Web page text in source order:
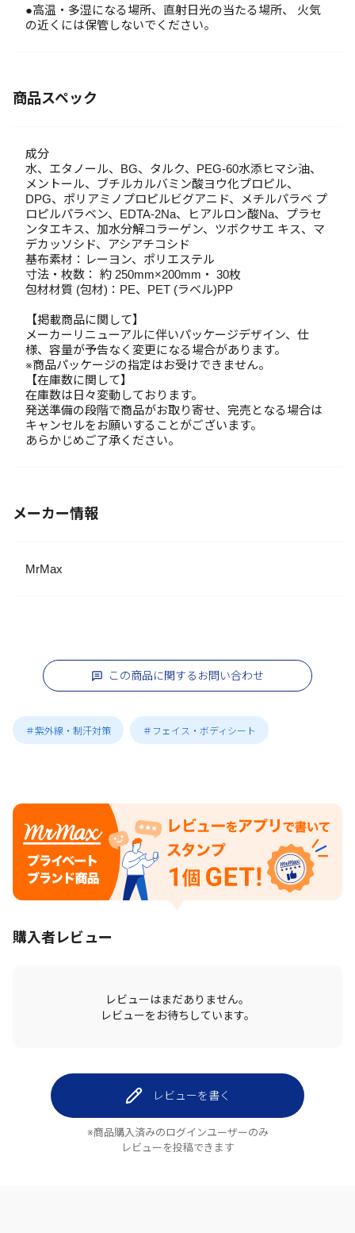
●高温・多湿になる場所、直射日光の当たる場所、 火気
の近くには保管しないでください。
商品スペック
成分
水、エタノール、BG、タルク、PEG-60水添ヒマシ油、
メントール、ブチルカルバミン酸ヨウ化プロピル、
DPG、ポリアミノプロピルビグアニド、メチルパラベ プ
ロピルパラベン、EDTA-2Na、ヒアルロン酸Na、プラセ
ンタエキス、加水分解コラーゲン、ツボクサエ キス、マ
デカッソシド、アシアチコシド
基布素材：レーヨン、ポリエステル
寸法・枚数： 約 250mm×200mm・ 30枚
包材材質 (包材)：PE、PET (ラベル)PP
【掲載商品に関して】
メーカーリニューアルに伴いパッケージデザイン、仕
様、容量が予告なく変更になる場合があります。
※商品パッケージの指定はお受けできません。
【在庫数に関して】
在庫数は日々変動しております。
発送準備の段階で商品がお取り寄せ、完売となる場合は
キャンセルをお願いすることがございます。
あらかじめご了承ください。
メーカー情報
MrMax
この商品に関するお問い合わせ
＃紫外線・制汗対策 ＃フェイス・ボディシート
購入者レビュー
レビューはまだありません。
レビューをお待ちしています。
レビューを書く
※商品購入済みのログインユーザーのみ
レビューを投稿できます